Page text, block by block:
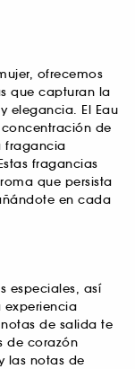
ofrecemos
que capturan la
elegancia. El Eau
concentración de
fragancia
fragancias
que persista
en cada
especiales, así
de salida te
de corazón
las notas de